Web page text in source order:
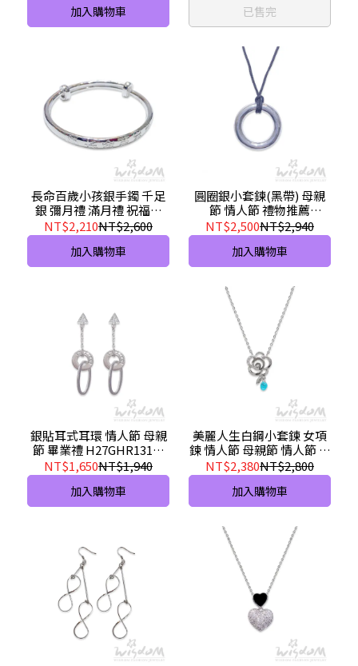
加入購物車 已售完
長命百歲小孩銀手鐲 千足
銀 彌月禮 滿月禮 祝福禮
SY00077-BBAX
NT$2,210NT$2,600
加入購物車
圓圈銀小套鍊(黑帶) 母親
節 情人節 禮物推薦
H36GB-BEXX
NT$2,500NT$2,940
加入購物車
銀貼耳式耳環 情人節 母親
節 畢業禮 H27GHR1316-
AFEX
NT$1,650NT$1,940
加入購物車
美麗人生白鋼小套鍊 女項
鍊 情人節 母親節 情人節 禮
物 ZNB00072-BCHX
NT$2,380NT$2,800
加入購物車